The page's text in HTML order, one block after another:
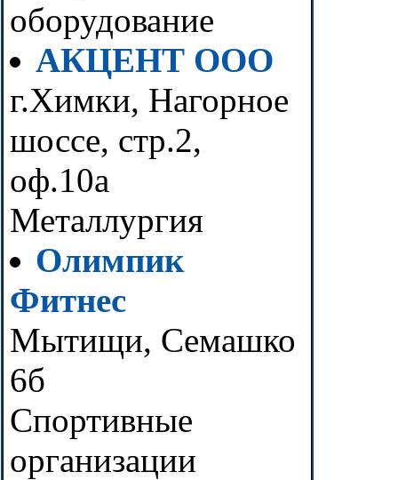
оборудование
АКЦЕНТ ООО
г.Химки, Нагорное
шоссе, стр.2,
оф.10а
Металлургия
Олимпик
Фитнес
Мытищи, Семашко
6б
Спортивные
организации